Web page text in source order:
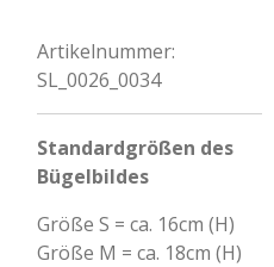
Artikelnummer:
SL_0026_0034
Standardgrößen des
Bügelbildes
Größe S = ca. 16cm (H)
Größe M = ca. 18cm (H)